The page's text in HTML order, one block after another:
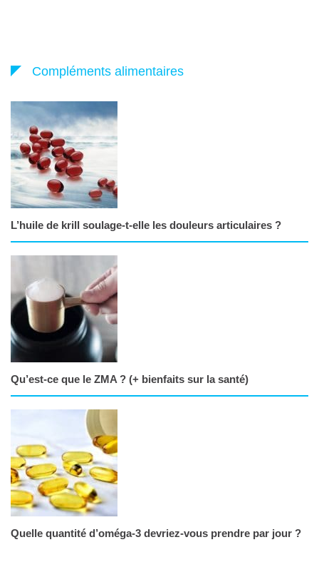
Compléments alimentaires
L’huile de krill soulage-t-elle les douleurs articulaires ?
Qu’est-ce que le ZMA ? (+ bienfaits sur la santé)
Quelle quantité d’oméga-3 devriez-vous prendre par jour ?